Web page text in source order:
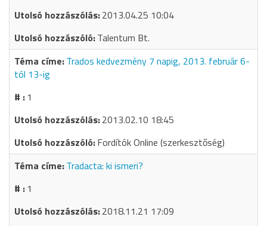
2013.04.25 10:04
Talentum Bt.
Trados kedvezmény 7 napig, 2013. február 6-
tól 13-ig
1
2013.02.10 18:45
Fordítók Online (szerkesztőség)
Tradacta: ki ismeri?
1
2018.11.21 17:09